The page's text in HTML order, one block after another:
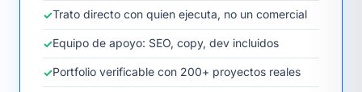
Trato directo con quien ejecuta, no un comercial
Equipo de apoyo: SEO, copy, dev incluidos
Portfolio verificable con 200+ proyectos reales